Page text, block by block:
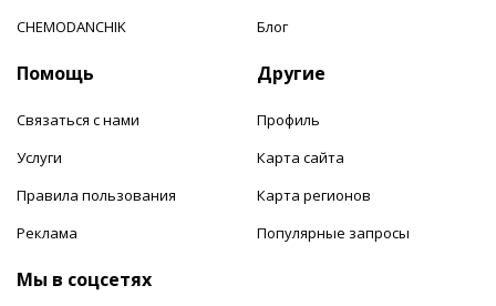
CHEMODANCHIK
Блог
Помощь
Связаться с нами
Услуги
Правила пользования
Реклама
Другие
Профиль
Карта сайта
Карта регионов
Популярные запросы
Мы в соцсетях